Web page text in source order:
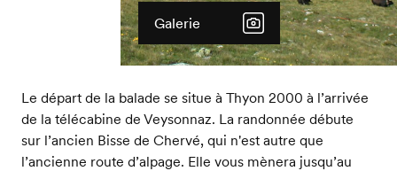
Galerie
Le départ de la balade se situe à Thyon 2000 à l’arrivée
de la télécabine de Veysonnaz. La randonnée débute
sur l’ancien Bisse de Chervé, qui n'est autre que
l’ancienne route d’alpage. Elle vous mènera jusqu’au